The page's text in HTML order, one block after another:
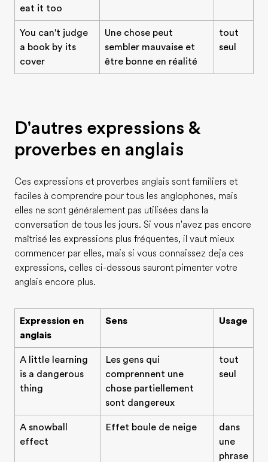
eat it too
You can't judge
a book by its
cover
Une chose peut
sembler mauvaise et
être bonne en réalité
tout
seul
D'autres expressions &
proverbes en anglais
Ces expressions et proverbes anglais sont familiers et
faciles à comprendre pour tous les anglophones, mais
elles ne sont généralement pas utilisées dans la
conversation de tous les jours. Si vous n'avez pas encore
maîtrisé les expressions plus fréquentes, il vaut mieux
commencer par elles, mais si vous connaissez deja ces
expressions, celles ci-dessous sauront pimenter votre
anglais encore plus.
Expression en
anglais
Sens Usage
A little learning
is a dangerous
thing
Les gens qui
comprennent une
chose partiellement
sont dangereux
tout
seul
A snowball
effect
Effet boule de neige
dans
une
phrase